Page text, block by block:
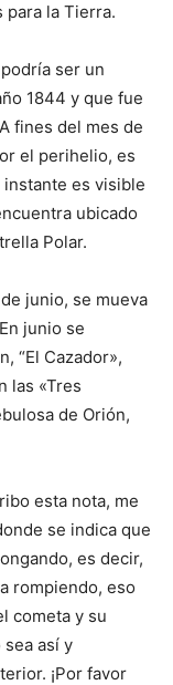
la Tierra.
ser un
1844 y que fue
fines del mes de
el perihelio, es
instante es visible
ubicado
Polar.
junio, se mueva
junio se
“El Cazador»,
las «Tres
de Orión,
esta nota, me
se indica que
es decir,
rompiendo, eso
cometa y su
así y
¡Por favor